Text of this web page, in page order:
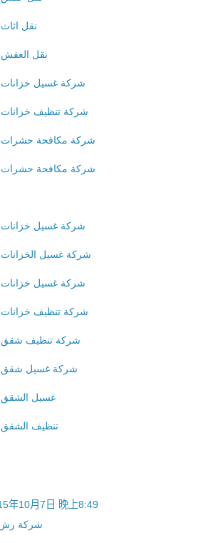
نقل اثاث
نقل العفش
شركة غسيل خزانات
شركة تنظيف خزانات
شركة مكافحة حشرات
شركة مكافحة حشرات
شركة غسيل خزانات
شركة غسيل الخزانات
شركة غسيل خزانات
شركة تنظيف خزانات
شركة تنظيف شقق
شركة غسيل شقق
غسيل الشقق
تنظيف الشقق
年10月7日 晚上8:49
شركة رش